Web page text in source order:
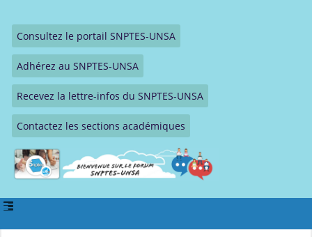
Consultez le portail SNPTES-UNSA
Adhérez au SNPTES-UNSA
Recevez la lettre-infos du SNPTES-UNSA
Contactez les sections académiques